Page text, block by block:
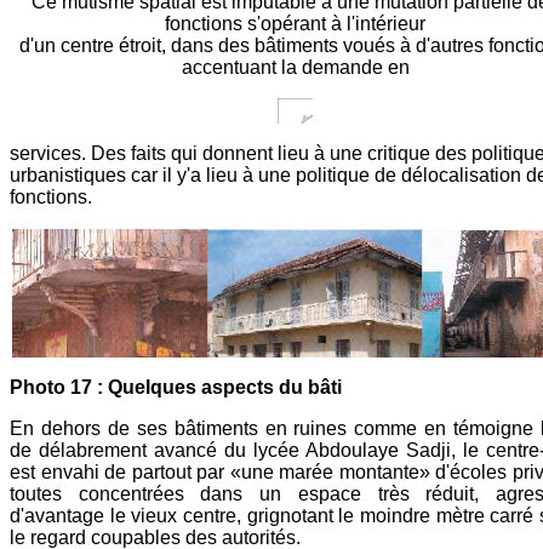
fonctions s'opérant à l'intérieur
d'un centre étroit, dans des bâtiments voués à d'autres
accentuant la demande en
services. Des faits qui donnent lieu à une critique des
urbanistiques car il y'a lieu à une politique de délocalisation
fonctions.
Photo 17 : Quelques aspects du bâti
En dehors de ses bâtiments en ruines comme en témoigne
de délabrement avancé du lycée Abdoulaye Sadji, le
est envahi de partout par «une marée montante» d'écoles
toutes concentrées dans un espace très réduit,
d'avantage le vieux centre, grignotant le moindre mètre carré
le regard coupables des autorités.